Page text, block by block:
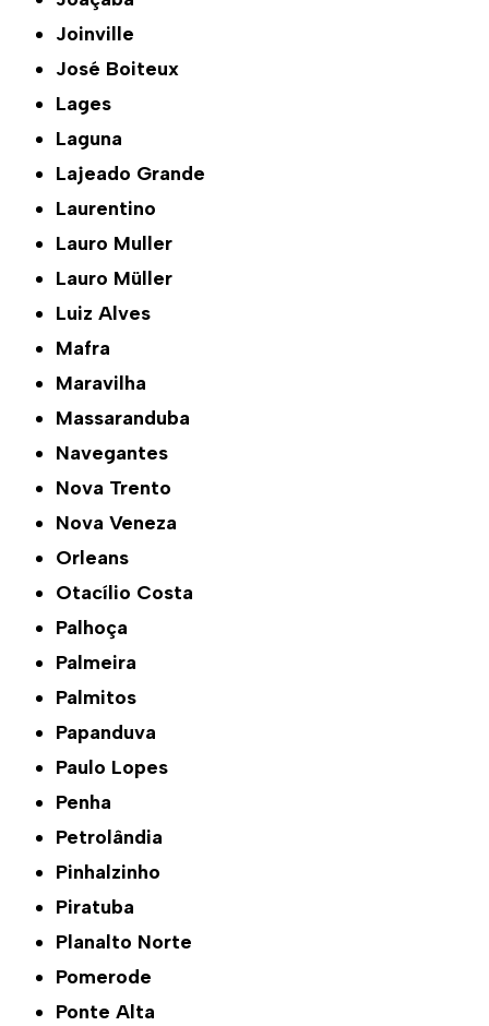
Joinville
José Boiteux
Lages
Laguna
Lajeado Grande
Laurentino
Lauro Muller
Lauro Müller
Luiz Alves
Mafra
Maravilha
Massaranduba
Navegantes
Nova Trento
Nova Veneza
Orleans
Otacílio Costa
Palhoça
Palmeira
Palmitos
Papanduva
Paulo Lopes
Penha
Petrolândia
Pinhalzinho
Piratuba
Planalto Norte
Pomerode
Ponte Alta